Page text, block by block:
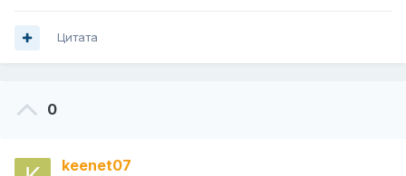
Цитата
0
keenet07